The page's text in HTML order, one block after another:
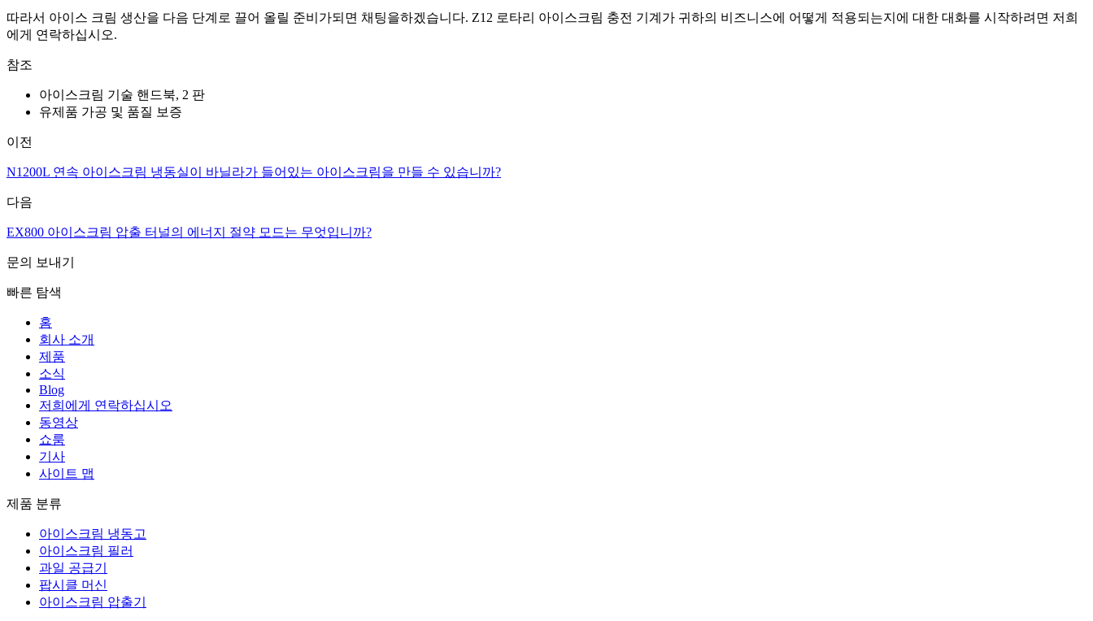
따라서 아이스 크림 생산을 다음 단계로 끌어 올릴 준비가되면 채팅을하겠습니다. Z12 로타리 아이스크림 충전 기계가 귀하의 비즈니스에 어떻게 적용되는지에 대한 대화를 시작하려면 저희
에게 연락하십시오.
참조
아이스크림 기술 핸드북, 2 판
유제품 가공 및 품질 보증
이전
N1200L 연속 아이스크림 냉동실이 바닐라가 들어있는 아이스크림을 만들 수 있습니까?
다음
EX800 아이스크림 압출 터널의 에너지 절약 모드는 무엇입니까?
문의 보내기
빠른 탐색
홈
회사 소개
제품
소식
Blog
저희에게 연락하십시오
동영상
쇼룸
기사
사이트 맵
제품 분류
아이스크림 냉동고
아이스크림 필러
과일 공급기
팝시클 머신
아이스크림 압출기